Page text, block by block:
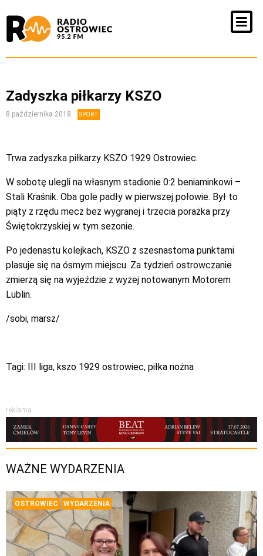
Zadyszka piłkarzy KSZO
8 października 2018 SPORT
Trwa zadyszka piłkarzy KSZO 1929 Ostrowiec.
W sobotę ulegli na własnym stadionie 0:2 beniaminkowi –
Stali Kraśnik. Oba gole padły w pierwszej połowie. Był to
piąty z rzędu mecz bez wygranej i trzecia porażka przy
Świętokrzyskiej w tym sezonie.
Po jedenastu kolejkach, KSZO z szesnastoma punktami
plasuje się na ósmym miejscu. Za tydzień ostrowczanie
zmierzą się na wyjeździe z wyżej notowanym Motorem
Lublin.
/sobi, marsz/
Tagi: III liga, kszo 1929 ostrowiec, piłka nożna
reklama
WAŻNE WYDARZENIA
OSTROWIEC WYDARZENIA